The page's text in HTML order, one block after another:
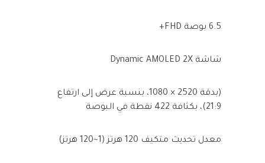
6.5 بوصة FHD+
شاشة Dynamic AMOLED 2X
(بدقة 2520 × 1080، بنسبة عرض إلى ارتفاع
21:9)، بكثافة 422 نقطة في البوصة
معدل تحديث متكيف 120 هرتز (1~120 هرتز)